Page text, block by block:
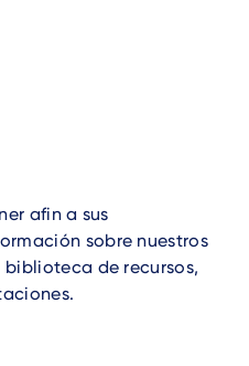
afina sus
sobre nuestros
biblioteca de recursos,